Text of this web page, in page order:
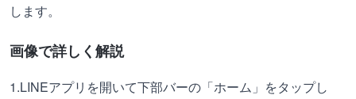
します。
画像で詳しく解説
1.LINEアプリを開いて下部バーの「ホーム」をタップし